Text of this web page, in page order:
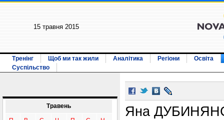
15 травня 2015
Тренінг Щоб ми так жили Аналітика Регіони
Освіта
Суспільство
Травень
Яна